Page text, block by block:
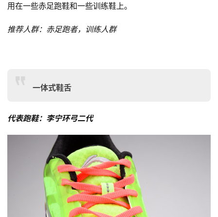
用在一些赤足跑鞋和一些训练鞋上。
推荐人群：赤足跑者，训练人群
一体式鞋舌
代表跑鞋：李宁环弓二代